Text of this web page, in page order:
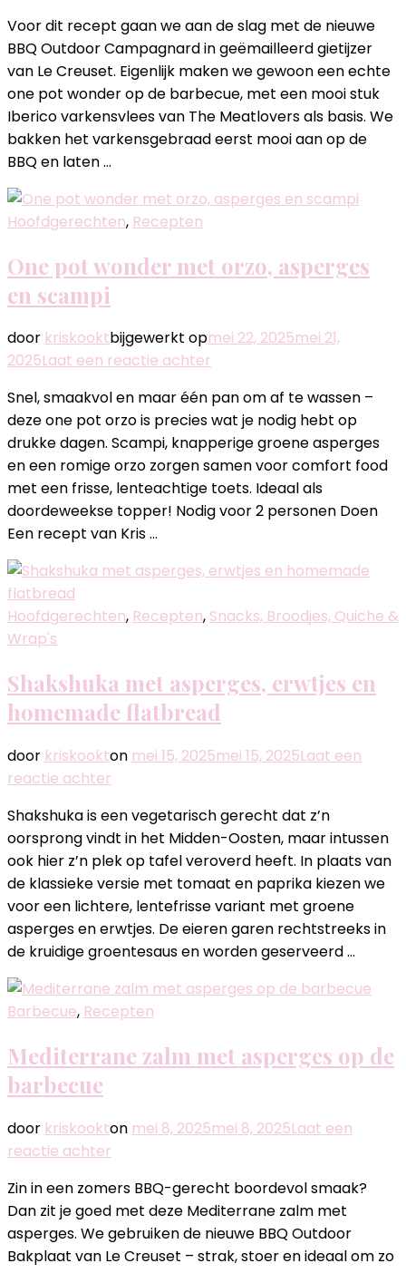
met
krieltjes,
paprika
en
asperges
van
barbecue
Voor dit recept gaan we aan de slag met de nieuwe
BBQ Outdoor Campagnard in geëmailleerd gietijzer
van Le Creuset. Eigenlijk maken we gewoon een echte
one pot wonder op de barbecue, met een mooi stuk
Iberico varkensvlees van The Meatlovers als basis. We
bakken het varkensgebraad eerst mooi aan op de
BBQ en laten …
Hoofdgerechten, Recepten
One pot wonder met orzo, asperges
en scampi
door kriskooktbijgewerkt opmei 22, 2025mei 21,
2025Laat een reactie achter
pot
wonder
met
orzo,
asperges
en
Snel, smaakvol en maar één pan om af te wassen –
deze one pot orzo is precies wat je nodig hebt op
drukke dagen. Scampi, knapperige groene asperges
en een romige orzo zorgen samen voor comfort food
met een frisse, lenteachtige toets. Ideaal als
doordeweekse topper! Nodig voor 2 personen Doen
Een recept van Kris …
Hoofdgerechten, Recepten, Snacks, Broodjes, Quiche &
Wrap's
Shakshuka met asperges, erwtjes en
homemade flatbread
door kriskookton mei 15, 2025mei 15, 2025Laat een
reactie achter
met
asperges,
erwtjes
en
homemade
flatbread
Shakshuka is een vegetarisch gerecht dat z’n
oorsprong vindt in het Midden-Oosten, maar intussen
ook hier z’n plek op tafel veroverd heeft. In plaats van
de klassieke versie met tomaat en paprika kiezen we
voor een lichtere, lentefrisse variant met groene
asperges en erwtjes. De eieren garen rechtstreeks in
de kruidige groentesaus en worden geserveerd …
Barbecue, Recepten
Mediterrane zalm met asperges op de
barbecue
door kriskookton mei 8, 2025mei 8, 2025Laat een
reactie achter
zalm
met
asperges
op
Zin in een zomers BBQ-gerecht boordevol smaak?
Dan zit je goed met deze Mediterrane zalm met
asperges. We gebruiken de nieuwe BBQ Outdoor
Bakplaat van Le Creuset – strak, stoer en ideaal om zo